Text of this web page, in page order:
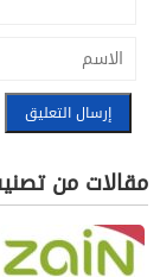
مقالات من